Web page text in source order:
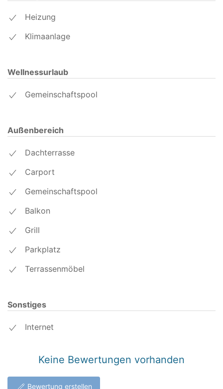
Heizung
Klimaanlage
Wellnessurlaub
Gemeinschaftspool
Außenbereich
Dachterrasse
Carport
Gemeinschaftspool
Balkon
Grill
Parkplatz
Terrassenmöbel
Sonstiges
Internet
Keine Bewertungen vorhanden
Bewertung erstellen